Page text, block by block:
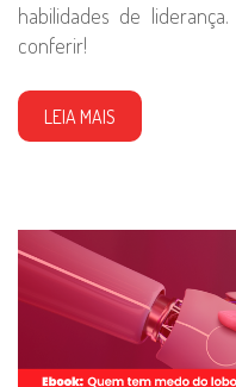
habilidades de
conferir!
LEIA MAIS